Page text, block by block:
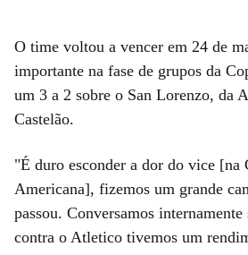
O time voltou a vencer em 24 de
importante na fase de grupos da
um 3 a 2 sobre o San Lorenzo, da
Castelão.
"É duro esconder a dor do vice [na
Americana], fizemos um grande
passou. Conversamos
contra o Atletico tivemos um